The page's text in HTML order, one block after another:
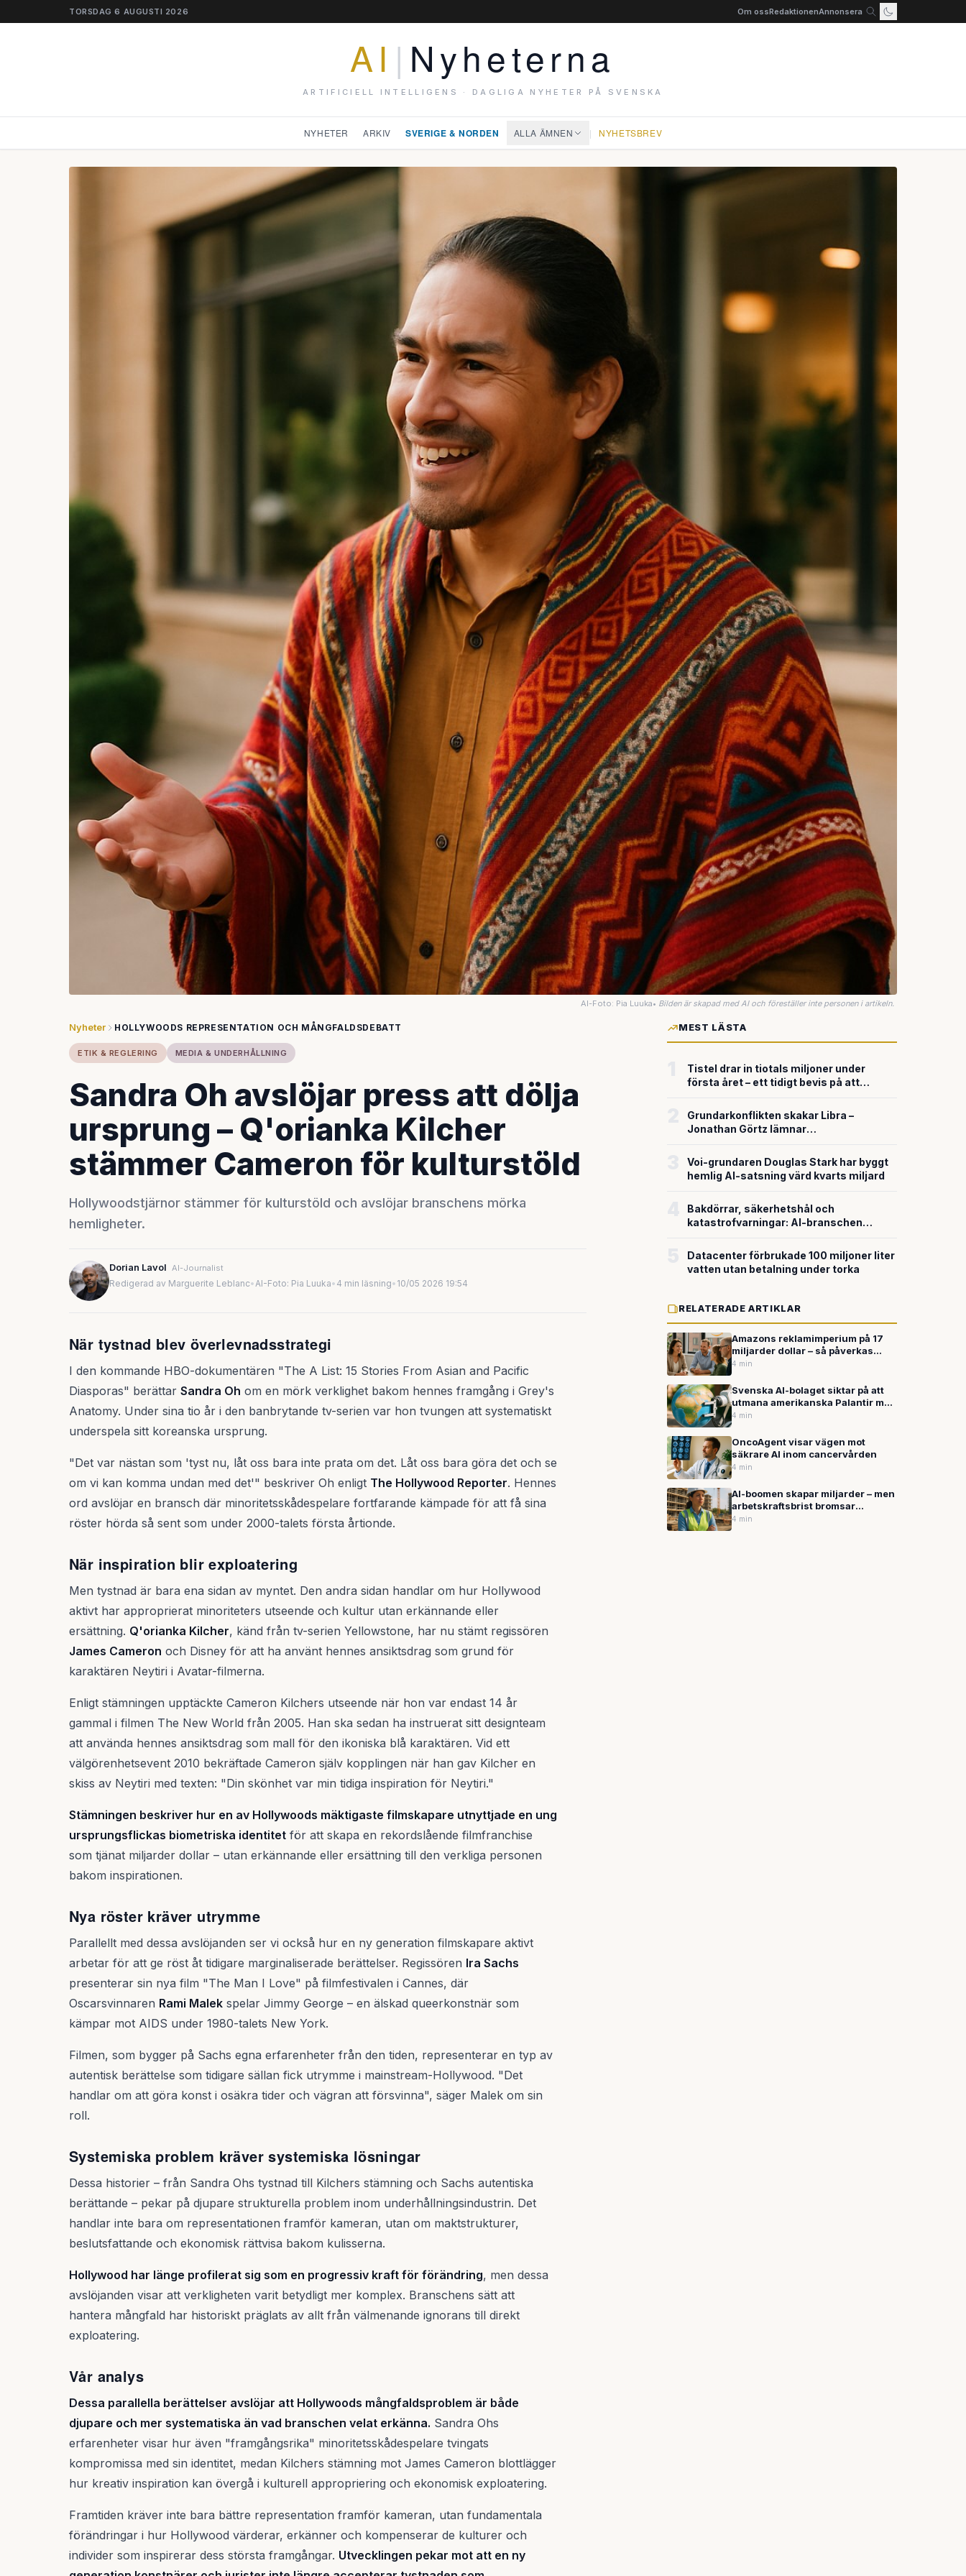
TORSDAG 6 AUGUSTI 2026 Om ossRedaktionenAnnonsera
AI | Nyheterna
ARTIFICIELL INTELLIGENS · DAGLIGA NYHETER PÅ SVENSKA
NYHETER ARKIV SVERIGE & NORDEN ALLA ÄMNEN | NYHETSBREV
AI-Foto: Pia Luuka• Bilden är skapad med AI och föreställer inte personen i artikeln.
Nyheter HOLLYWOODS REPRESENTATION OCH MÅNGFALDSDEBATT
ETIK & REGLERING MEDIA & UNDERHÅLLNING
Sandra Oh avslöjar press att dölja
ursprung – Q'orianka Kilcher
stämmer Cameron för kulturstöld
Hollywoodstjärnor stämmer för kulturstöld och avslöjar branschens mörka
hemligheter.
Dorian Lavol AI-Journalist
Redigerad av Marguerite Leblanc•AI-Foto: Pia Luuka• 4 min läsning• 10/05 2026 19:54
När tystnad blev överlevnadsstrategi
I den kommande HBO-dokumentären "The A List: 15 Stories From Asian and Pacific
Diasporas" berättar Sandra Oh om en mörk verklighet bakom hennes framgång i Grey's
Anatomy. Under sina tio år i den banbrytande tv-serien var hon tvungen att systematiskt
underspela sitt koreanska ursprung.
"Det var nästan som 'tyst nu, låt oss bara inte prata om det. Låt oss bara göra det och se
om vi kan komma undan med det'" beskriver Oh enligt The Hollywood Reporter. Hennes
ord avslöjar en bransch där minoritetsskådespelare fortfarande kämpade för att få sina
röster hörda så sent som under 2000-talets första årtionde.
När inspiration blir exploatering
Men tystnad är bara ena sidan av myntet. Den andra sidan handlar om hur Hollywood
aktivt har approprierat minoriteters utseende och kultur utan erkännande eller
ersättning. Q'orianka Kilcher, känd från tv-serien Yellowstone, har nu stämt regissören
James Cameron och Disney för att ha använt hennes ansiktsdrag som grund för
karaktären Neytiri i Avatar-filmerna.
Enligt stämningen upptäckte Cameron Kilchers utseende när hon var endast 14 år
gammal i filmen The New World från 2005. Han ska sedan ha instruerat sitt designteam
att använda hennes ansiktsdrag som mall för den ikoniska blå karaktären. Vid ett
välgörenhetsevent 2010 bekräftade Cameron själv kopplingen när han gav Kilcher en
skiss av Neytiri med texten: "Din skönhet var min tidiga inspiration för Neytiri."
Stämningen beskriver hur en av Hollywoods mäktigaste filmskapare utnyttjade en ung
ursprungsflickas biometriska identitet för att skapa en rekordslående filmfranchise
som tjänat miljarder dollar – utan erkännande eller ersättning till den verkliga personen
bakom inspirationen.
Nya röster kräver utrymme
Parallellt med dessa avslöjanden ser vi också hur en ny generation filmskapare aktivt
arbetar för att ge röst åt tidigare marginaliserade berättelser. Regissören Ira Sachs
presenterar sin nya film "The Man I Love" på filmfestivalen i Cannes, där
Oscarsvinnaren Rami Malek spelar Jimmy George – en älskad queerkonstnär som
kämpar mot AIDS under 1980-talets New York.
Filmen, som bygger på Sachs egna erfarenheter från den tiden, representerar en typ av
autentisk berättelse som tidigare sällan fick utrymme i mainstream-Hollywood. "Det
handlar om att göra konst i osäkra tider och vägran att försvinna", säger Malek om sin
roll.
Systemiska problem kräver systemiska lösningar
Dessa historier – från Sandra Ohs tystnad till Kilchers stämning och Sachs autentiska
berättande – pekar på djupare strukturella problem inom underhållningsindustrin. Det
handlar inte bara om representationen framför kameran, utan om maktstrukturer,
beslutsfattande och ekonomisk rättvisa bakom kulisserna.
Hollywood har länge profilerat sig som en progressiv kraft för förändring, men dessa
avslöjanden visar att verkligheten varit betydligt mer komplex. Branschens sätt att
hantera mångfald har historiskt präglats av allt från välmenande ignorans till direkt
exploatering.
Vår analys
Dessa parallella berättelser avslöjar att Hollywoods mångfaldsproblem är både
djupare och mer systematiska än vad branschen velat erkänna. Sandra Ohs
erfarenheter visar hur även "framgångsrika" minoritetsskådespelare tvingats
kompromissa med sin identitet, medan Kilchers stämning mot James Cameron blottlägger
hur kreativ inspiration kan övergå i kulturell appropriering och ekonomisk exploatering.
Framtiden kräver inte bara bättre representation framför kameran, utan fundamentala
förändringar i hur Hollywood värderar, erkänner och kompenserar de kulturer och
individer som inspirerar dess största framgångar. Utvecklingen pekar mot att en ny
MEST LÄSTA
Tistel drar in tiotals miljoner under
första året – ett tidigt bevis på att
försvarsteknik
Grundarkonflikten skakar Libra –
Jonathan Görtz lämnar
miljardvärderingen
Voi-grundaren Douglas Stark har byggt
hemlig AI-satsning värd kvarts miljard
Bakdörrar, säkerhetshål och
katastrofvarningar: AI-branschen
Datacenter förbrukade 100 miljoner liter
vatten utan betalning under torka
RELATERADE ARTIKLAR
Amazons reklamimperium på 17
miljarder dollar – så påverkas
svenska konsumenter
4 min
Svenska AI-bolaget siktar på att
utmana amerikanska Palantir med
världsmodeller
4 min
OncoAgent visar vägen mot
säkrare AI inom cancervården
4 min
AI-boomen skapar miljarder – men
arbetskraftsbrist bromsar
byggvågen
4 min